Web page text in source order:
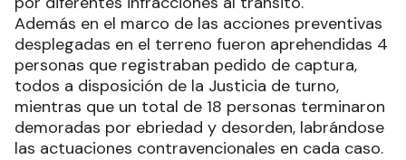
Además en el marco de las acciones preventivas
desplegadas en el terreno fueron aprehendidas 4
personas que registraban pedido de captura,
todos a disposición de la Justicia de turno,
mientras que un total de 18 personas terminaron
demoradas por ebriedad y desorden, labrándose
las actuaciones contravencionales en cada caso.